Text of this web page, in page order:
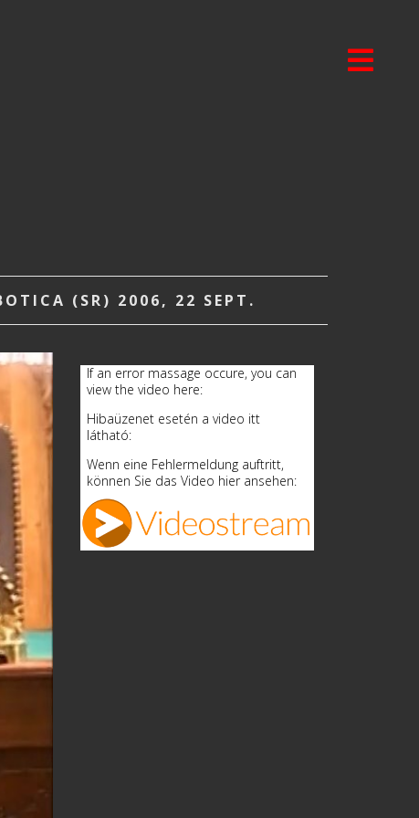
(SR) 2006, 22 SEPT.
If an error massage occure, you can
view the video here:
Hibaüzenet esetén a video itt
látható:
Wenn eine Fehlermeldung auftritt,
können Sie das Video hier ansehen: